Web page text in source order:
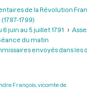
de la Révolution
1799)
6 juin au 5 juillet 1791
du matin
envoyés dans les
François, vicomte de